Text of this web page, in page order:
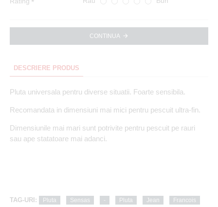
CONTINUA
DESCRIERE PRODUS
Pluta universala pentru diverse situatii. Foarte sensibila.
Recomandata in dimensiuni mai mici pentru pescuit ultra-fin.
Dimensiunile mai mari sunt potrivite pentru pescuit pe rauri
sau ape statatoare mai adanci.
TAG-URI: Pluta Sensas - Pluta Jean
Francois